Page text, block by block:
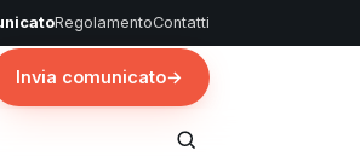
RegolamentoContatti
Invia comunicato→